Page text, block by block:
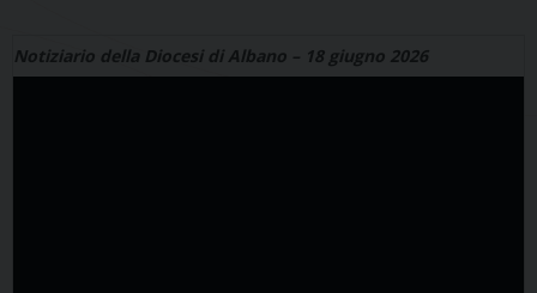
Notiziario della Diocesi di Albano – 18 giugno 2026